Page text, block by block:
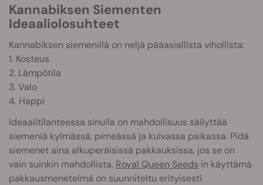
Kannabiksen Siementen
Ideaaliolosuhteet
Kannabiksen siemenillä on neljä pääasiallista vihollista:
1. Kosteus
2. Lämpötila
3. Valo
4. Happi
Ideaalitilanteessa sinulla on mahdollisuus säilyttää
siemeniä kylmässä, pimeässä ja kuivassa paikassa. Pidä
siemenet aina alkuperäisissä pakkauksissa, jos se on
vain suinkin mahdollista. Royal Queen Seeds in käyttämä
pakkausmenetelmä on suunniteltu erityisesti